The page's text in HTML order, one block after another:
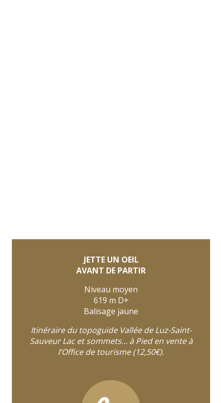
JETTE UN OEIL
AVANT DE PARTIR
Niveau moyen
619 m D+
Balisage jaune
Itinéraire du topoguide Vallée de Luz-Saint-
Sauveur Lac et sommets… à Pied en vente à
l’Office de tourisme (12,50€).